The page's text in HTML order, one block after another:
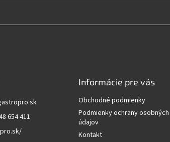
654 411
Informácie pre vás
Obchodné podmienky
Podmienky ochrany osobných
údajov
Kontakt